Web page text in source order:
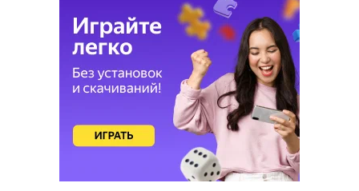
кремний — укрепляет кости, зубы, волосы и
Вред дыни
А врач-эндокринолог Алексей Калинчев рассказал,
что существует множество блюд, где используют